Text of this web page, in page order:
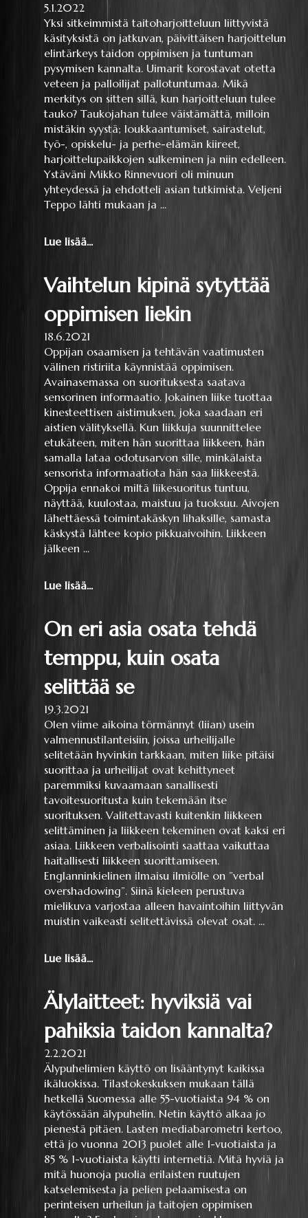
5.1.2022
Yksi sitkeimmistä taitoharjoitteluun liittyvistä
käsityksistä on jatkuvan, päivittäisen harjoittelun
elintärkeys taidon oppimisen ja tuntuman
pysymisen kannalta. Uimarit korostavat otetta
veteen ja palloilijat pallotuntumaa. Mikä
merkitys on sitten sillä, kun harjoitteluun tulee
tauko? Taukojahan tulee väistämättä, milloin
mistäkin syystä; loukkaantumiset, sairastelut,
työ-, opiskelu- ja perhe-elämän kiireet,
harjoittelupaikkojen sulkeminen ja niin edelleen.
Ystäväni Mikko Rinnevuori oli minuun
yhteydessä ja ehdotteli asian tutkimista. Veljeni
Teppo lähti mukaan ja ...
Lue lisää...
Vaihtelun kipinä sytyttää
oppimisen liekin
18.6.2021
Oppijan osaamisen ja tehtävän vaatimusten
välinen ristiriita käynnistää oppimisen.
Avainasemassa on suorituksesta saatava
sensorinen informaatio. Jokainen liike tuottaa
kinesteettisen aistimuksen, joka saadaan eri
aistien välityksellä. Kun liikkuja suunnittelee
etukäteen, miten hän suorittaa liikkeen, hän
samalla lataa odotusarvon sille, minkälaista
sensorista informaatiota hän saa liikkeestä.
Oppija ennakoi miltä liikesuoritus tuntuu,
näyttää, kuulostaa, maistuu ja tuoksuu. Aivojen
lähettäessä toimintakäskyn lihaksille, samasta
käskystä lähtee kopio pikkuaivoihin. Liikkeen
jälkeen ...
Lue lisää...
On eri asia osata tehdä
temppu, kuin osata
selittää se
19.3.2021
Olen viime aikoina törmännyt (liian) usein
valmennustilanteisiin, joissa urheilijalle
selitetään hyvinkin tarkkaan, miten liike pitäisi
suorittaa ja urheilijat ovat kehittyneet
paremmiksi kuvaamaan sanallisesti
tavoitesuoritusta kuin tekemään itse
suorituksen. Valitettavasti kuitenkin liikkeen
selittäminen ja liikkeen tekeminen ovat kaksi eri
asiaa. Liikkeen verbalisointi saattaa vaikuttaa
haitallisesti liikkeen suorittamiseen.
Englanninkielinen ilmaisu ilmiölle on ”verbal
overshadowing”. Siinä kieleen perustuva
mielikuva varjostaa alleen havaintoihin liittyvän
muistin vaikeasti selitettävissä olevat osat. ...
Lue lisää...
Älylaitteet: hyviksiä vai
pahiksia taidon kannalta?
2.2.2021
Älypuhelimien käyttö on lisääntynyt kaikissa
ikäluokissa. Tilastokeskuksen mukaan tällä
hetkellä Suomessa alle 55-vuotiaista 94 % on
käytössään älypuhelin. Netin käyttö alkaa jo
pienestä pitäen. Lasten mediabarometri kertoo,
että jo vuonna 2013 puolet alle 1-vuotiaista ja
85 % 1-vuotiaista käytti internetiä. Mitä hyviä ja
mitä huonoja puolia erilaisten ruutujen
katselemisesta ja pelien pelaamisesta on
perinteisen urheilun ja taitojen oppimisen